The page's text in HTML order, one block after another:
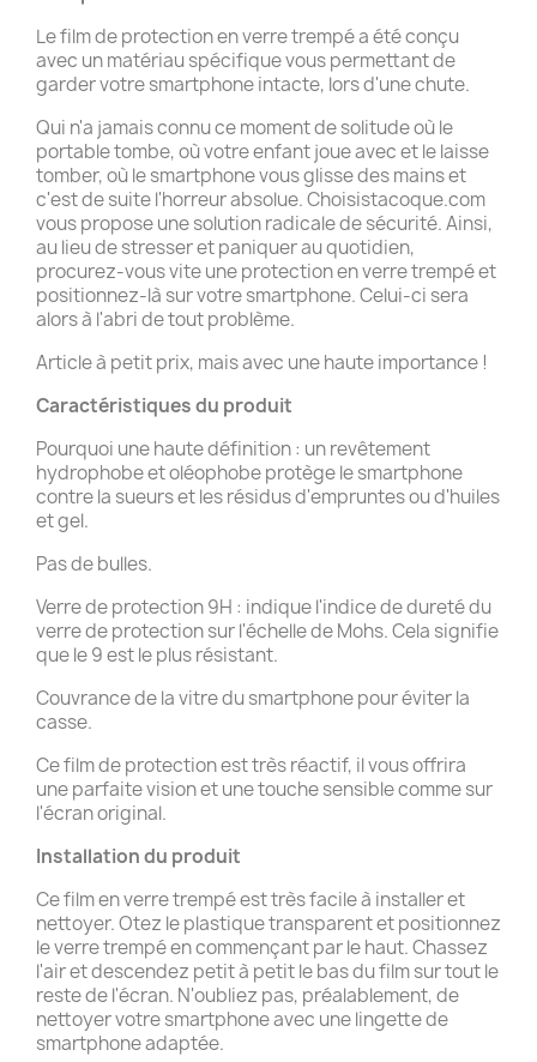
Le film de protection en verre trempé a été conçu
avec un matériau spécifique vous permettant de
garder votre smartphone intacte, lors d'une chute.
Qui n'a jamais connu ce moment de solitude où le
portable tombe, où votre enfant joue avec et le laisse
tomber, où le smartphone vous glisse des mains et
c'est de suite l'horreur absolue. Choisistacoque.com
vous propose une solution radicale de sécurité. Ainsi,
au lieu de stresser et paniquer au quotidien,
procurez-vous vite une protection en verre trempé et
positionnez-là sur votre smartphone. Celui-ci sera
alors à l'abri de tout problème.
Article à petit prix, mais avec une haute importance !
Caractéristiques du produit
Pourquoi une haute définition : un revêtement
hydrophobe et oléophobe protège le smartphone
contre la sueurs et les résidus d'empruntes ou d'huiles
et gel.
Pas de bulles.
Verre de protection 9H : indique l'indice de dureté du
verre de protection sur l'échelle de Mohs. Cela signifie
que le 9 est le plus résistant.
Couvrance de la vitre du smartphone pour éviter la
casse.
Ce film de protection est très réactif, il vous offrira
une parfaite vision et une touche sensible comme sur
l'écran original.
Installation du produit
Ce film en verre trempé est très facile à installer et
nettoyer. Otez le plastique transparent et positionnez
le verre trempé en commençant par le haut. Chassez
l'air et descendez petit à petit le bas du film sur tout le
reste de l'écran. N'oubliez pas, préalablement, de
nettoyer votre smartphone avec une lingette de
smartphone adaptée.